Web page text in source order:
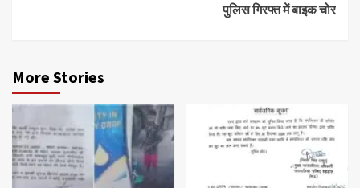
पुलिस गिरफ्त में बाइक चोर
More Stories